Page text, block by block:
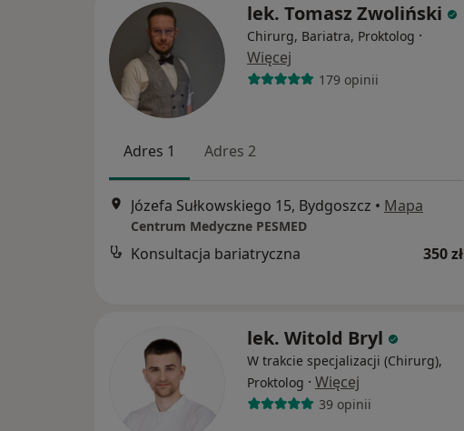
lek. Tomasz Zwoliński
Chirurg, Bariatra, Proktolog ·
Więcej
179 opinii
Adres 1 Adres 2
Józefa Sułkowskiego 15, Bydgoszcz • Mapa
Centrum Medyczne PESMED
Konsultacja bariatryczna 350 zł
lek. Witold Bryl
W trakcie specjalizacji (Chirurg),
Proktolog · Więcej
39 opinii